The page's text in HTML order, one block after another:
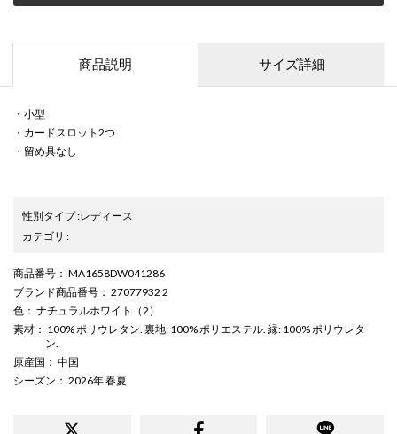
商品説明 サイズ詳細
・小型
・カードスロット2つ
・留め具なし
性別タイプ:レディース
カテゴリ :
商品番号 ： MA1658DW041286
ブランド商品番号 ： 27077932 2
色 ： ナチュラルホワイト（2）
素材 ： 100% ポリウレタン. 裏地: 100% ポリエステル. 縁: 100% ポリウレタ
ン.
原産国 ： 中国
シーズン ： 2026年 春夏